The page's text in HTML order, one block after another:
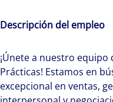
Descripción del empleo
¡Únete a nuestro equipo
Prácticas! Estamos en
excepcional en ventas,